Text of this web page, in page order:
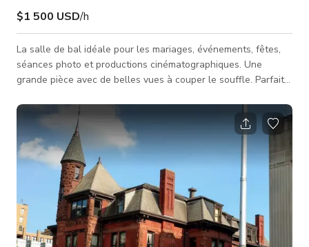
$1 500 USD/h
La salle de bal idéale pour les mariages, événements, fêtes,
séances photo et productions cinématographiques. Une
grande pièce avec de belles vues à couper le souffle. Parfaite
concerne uniquement la salle de bal. Peut accueillir 100
personnes.